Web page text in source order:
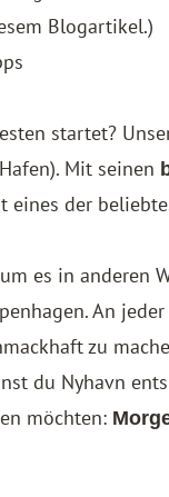
Blogartikel.)
startet?
Mit seinen
eines der
es in anderen
An
zu
du Nyhavn
möchten: